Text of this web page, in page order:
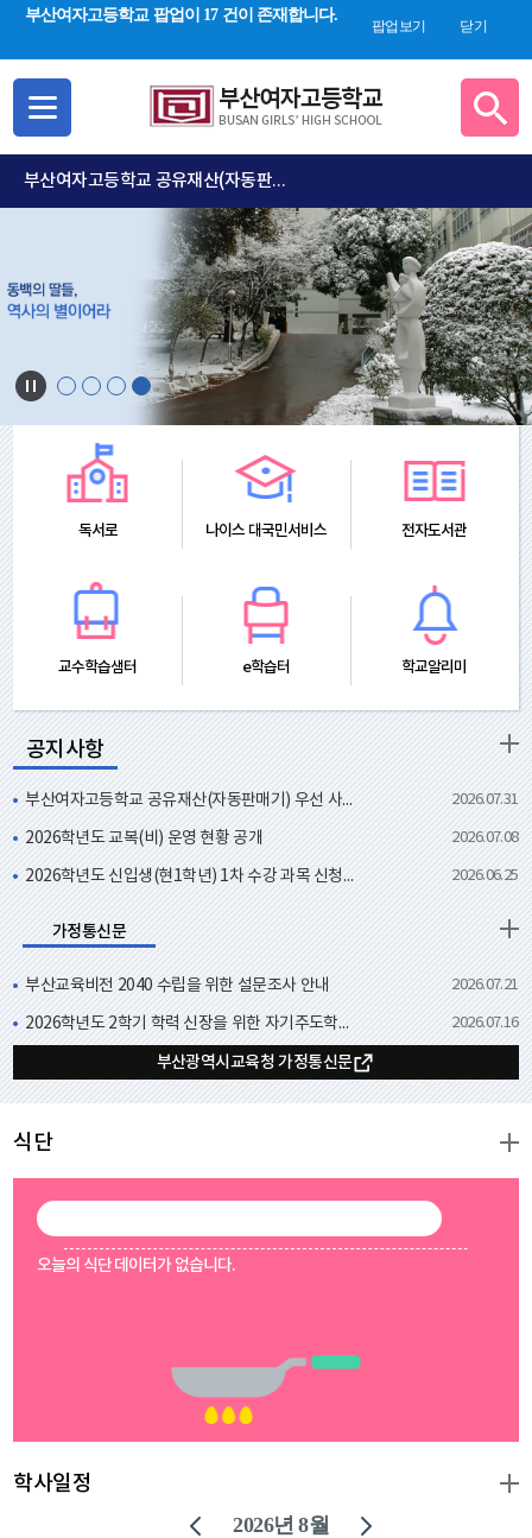
부산여자고등학교 팝업이 17 건이 존재합니다.
팝업보기 닫기
합
색
부산여자고등학교 공유재산(자동판매기) 우선 사용허가(수의) 사전 공고
독서로 나이스 대국민서비스 전자도서관
교수학습샘터 e학습터 학교알리미
공지사항
부산여자고등학교 공유재산(자동판매기) 우선 사용허가(수의) 사전 공고 2026.07.31
2026학년도 교복(비) 운영 현황 공개 2026.07.08
2026학년도 신입생(현1학년) 1차 수강 과목 신청 결과 안내 (개설, 폐강 과목 안내) 2026.06.25
가정통신문
부산교육비전 2040 수립을 위한 설문조사 안내 2026.07.21
2026학년도 2학기 학력 신장을 위한 자기주도학습 지원 사업 석식비 지원 안내 2026.07.16
2025년도 인성교육정책 학부모 만족도 조사 안내
부산광역시교육청 가정통신문
식단
오늘의 식단 데이터가 없습니다.
학사일정
2026년 8월